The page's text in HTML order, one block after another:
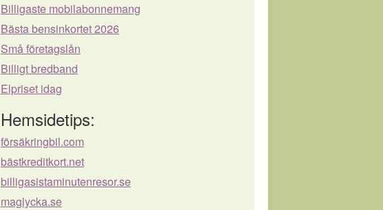
Billigaste mobilabonnemang
Bästa bensinkortet 2026
Små företagslån
Billigt bredband
Elpriset idag
Hemsidetips:
försäkringbil.com
bästkreditkort.net
billigasistaminutenresor.se
maglycka.se